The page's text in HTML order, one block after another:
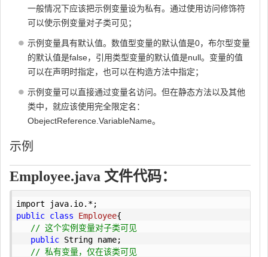
一般情况下应该把示例变量设为私有。通过使用访问修饰符
可以使示例变量对子类可见；
示例变量具有默认值。数值型变量的默认值是0，布尔型变量
的默认值是false，引用类型变量的默认值是null。变量的值
可以在声明时指定，也可以在构造方法中指定；
示例变量可以直接通过变量名访问。但在静态方法以及其他
类中，就应该使用完全限定名：
ObejectReference.VariableName。
示例
Employee.java 文件代码：
public class Employee{
// 这个实例变量对子类可见
public String name;
// 私有变量，仅在该类可见